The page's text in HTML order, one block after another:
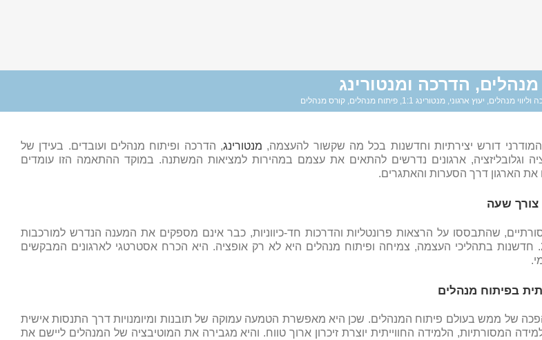
הדרכה ומנטורינג
וליווי מנהלים, יעוץ ארגוני,מנטורינג 1:1 ,פיתוח מנהלים,קורס מנהלים
דורש יצירתיות וחדשנות בכל מה שקשור להעצמה, מנטורינג, הדרכה ופיתוח מנהלים ועובדים. בעידן של
וגלובליזציה, ארגונים נדרשים להתאים את עצמם במהירות למציאות המשתנה. במוקד ההתאמה הזו עומדים
הארגון דרך הסערות והאתגרים.
צורך שעה
שהתבססו על הרצאות פרונטליות והדרכות חד-כיווניות, כבר אינם מספקים את המענה הנדרש למורכבות
הניהולית של המאה ה-21. חדשנות בתהליכי העצמה, צמיחה ופיתוח מנהלים היא לא רק אופציה. היא הכרח אסטרטגי לארגונים המבקשים
בפיתוח מנהלים
של ממש בעולם פיתוח המנהלים. שכן היא מאפשרת הטמעה עמוקה של תובנות ומיומנויות דרך התנסות אישית
המסורתיות, הלמידה החווייתית יוצרת זיכרון ארוך טווח. והיא מגבירה את המוטיבציה של המנהלים ליישם את